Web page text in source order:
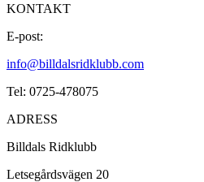
KONTAKT
E-post:
info@billdalsridklubb.com
Tel: 0725-478075
ADRESS
Billdals Ridklubb
Letsegårdsvägen 20